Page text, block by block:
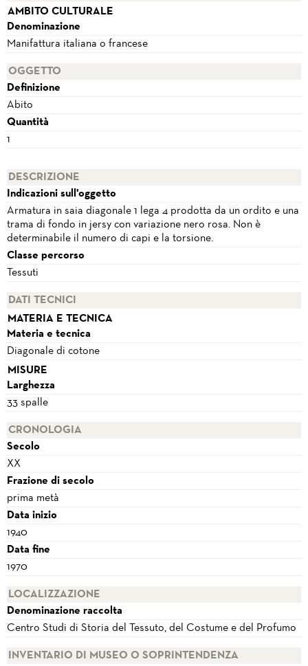
AMBITO CULTURALE
Denominazione
Manifattura italiana o francese
OGGETTO
Definizione
Abito
Quantità
1
DESCRIZIONE
Indicazioni sull'oggetto
Armatura in saia diagonale 1 lega 4 prodotta da un ordito e una
trama di fondo in jersy con variazione nero rosa. Non è
determinabile il numero di capi e la torsione.
Classe percorso
Tessuti
DATI TECNICI
MATERIA E TECNICA
Materia e tecnica
Diagonale di cotone
MISURE
Larghezza
33 spalle
CRONOLOGIA
Secolo
XX
Frazione di secolo
prima metà
Data inizio
1940
Data fine
1970
LOCALIZZAZIONE
Denominazione raccolta
Centro Studi di Storia del Tessuto, del Costume e del Profumo
INVENTARIO DI MUSEO O SOPRINTENDENZA